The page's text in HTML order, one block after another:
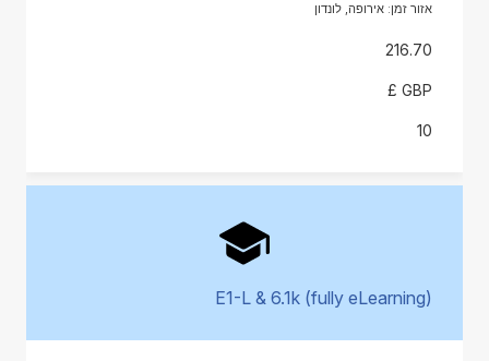
אזור זמן: אירופה, לונדון
216.70
GBP £
E1-L & 6.1k (fully eLearning)